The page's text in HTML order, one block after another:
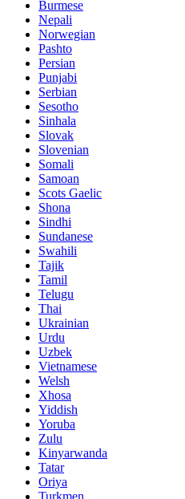
Burmese
Nepali
Norwegian
Pashto
Persian
Punjabi
Serbian
Sesotho
Sinhala
Slovak
Slovenian
Somali
Samoan
Scots Gaelic
Shona
Sindhi
Sundanese
Swahili
Tajik
Tamil
Telugu
Thai
Ukrainian
Urdu
Uzbek
Vietnamese
Welsh
Xhosa
Yiddish
Yoruba
Zulu
Kinyarwanda
Tatar
Oriya
Turkmen